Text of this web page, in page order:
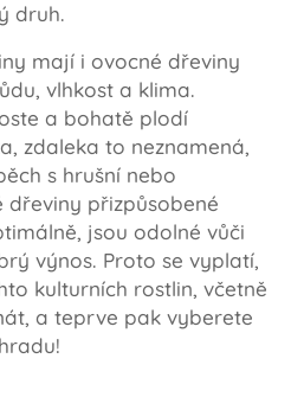
druh.
mají i ovocné dřeviny
vlhkost a klima.
a bohatě plodí
zdaleka to neznamená,
s hrušní nebo
dřeviny přizpůsobené
jsou odolné vůči
výnos. Proto se vyplatí,
kulturních rostlin, včetně
a teprve pak vyberete